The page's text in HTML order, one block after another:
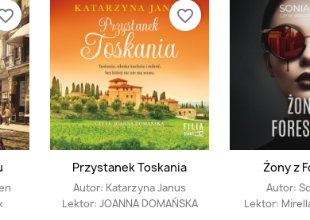
Przystanek Toskania
Autor: Katarzyna Janus
Lektor: JOANNA DOMAŃSKA
favorite_border
Żony z
Autor:
Lektor: